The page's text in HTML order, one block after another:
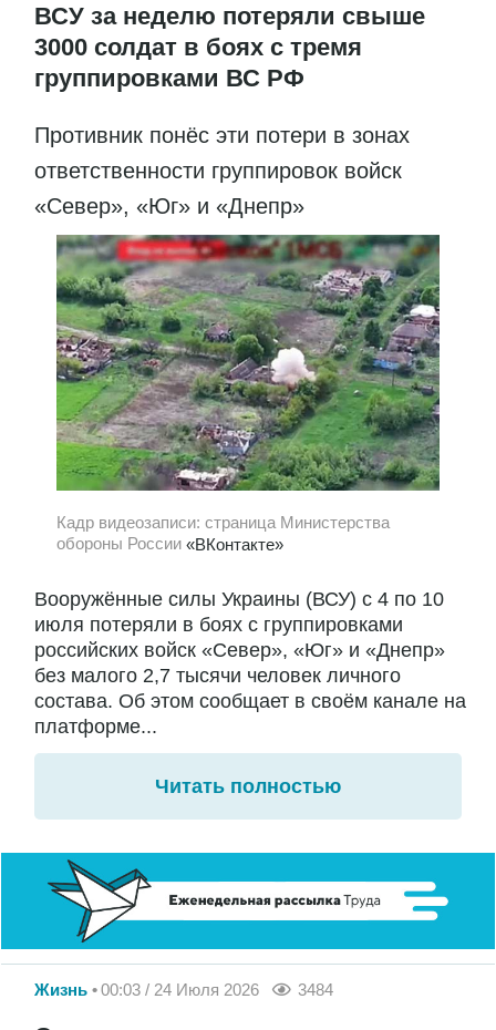
ВСУ за неделю потеряли свыше
3000 солдат в боях с тремя
группировками ВС РФ
Противник понёс эти потери в зонах
ответственности группировок войск
«Север», «Юг» и «Днепр»
Кадр видеозаписи: страница Министерства
обороны России «ВКонтакте»
Вооружённые силы Украины (ВСУ) с 4 по 10
июля потеряли в боях с группировками
российских войск «Север», «Юг» и «Днепр»
без малого 2,7 тысячи человек личного
состава. Об этом сообщает в своём канале на
платформе...
Читать полностью
Жизнь 00:03 / 24 Июля 2026 3484